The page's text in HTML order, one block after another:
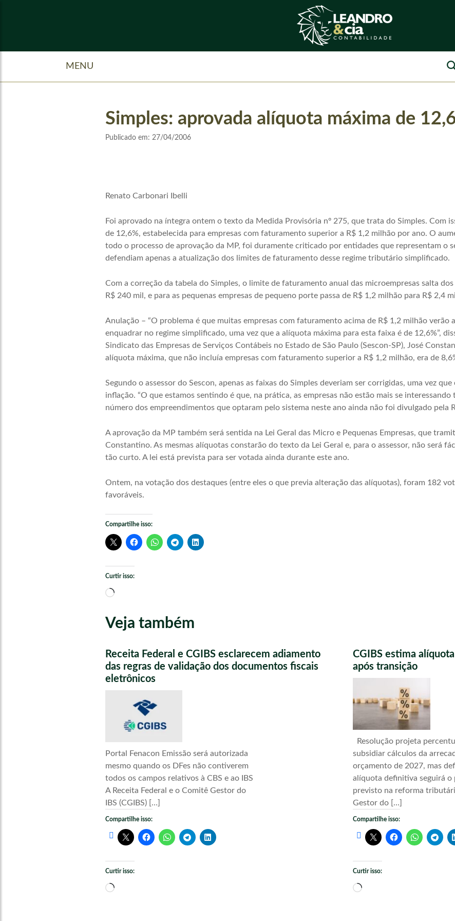
MENU
Simples: aprovada alíquota máxima de
Publicado em: 27/04/2006
Renato Carbonari Ibelli
Foi aprovado na íntegra ontem o texto da Medida Provisória nº 275, que trata do Simples. Com
de 12,6%, estabelecida para empresas com faturamento superior a R$ 1,2 milhão por ano. O
todo o processo de aprovação da MP, foi duramente criticado por entidades que representam o
defendiam apenas a atualização dos limites de faturamento desse regime tributário simplificado.
Com a correção da tabela do Simples, o limite de faturamento anual das microempresas salta
R$ 240 mil, e para as pequenas empresas de pequeno porte passa de R$ 1,2 milhão para R$ 2,4
Anulação – “O problema é que muitas empresas com faturamento acima de R$ 1,2 milhão verão
enquadrar no regime simplificado, uma vez que a alíquota máxima para esta faixa é de 12,6%”,
Sindicato das Empresas de Serviços Contábeis no Estado de São Paulo (Sescon-SP), José
alíquota máxima, que não incluía empresas com faturamento superior a R$ 1,2 milhão, era de
Segundo o assessor do Sescon, apenas as faixas do Simples deveriam ser corrigidas, uma vez
inflação. “O que estamos sentindo é que, na prática, as empresas não estão mais se
número dos empreendimentos que optaram pelo sistema neste ano ainda não foi divulgado pela
A aprovação da MP também será sentida na Lei Geral das Micro e Pequenas Empresas, que
Constantino. As mesmas alíquotas constarão do texto da Lei Geral e, para o assessor, não será
tão curto. A lei está prevista para ser votada ainda durante este ano.
Ontem, na votação dos destaques (entre eles o que previa alteração das alíquotas), foram 182
favoráveis.
Compartilhe isso:
Curtir isso:
Carregando...
Veja também
Receita Federal e CGIBS esclarecem adiamento
das regras de validação dos documentos fiscais
eletrônicos
Portal Fenacon Emissão será autorizada
mesmo quando os DFes não contiverem
todos os campos relativos à CBS e ao IBS
A Receita Federal e o Comitê Gestor do
IBS (CGIBS) […]
Compartilhe isso:
Curtir isso:
Carregando...
CGIBS estima
após transição
Resolução projeta
subsidiar cálculos da
orçamento de 2027, mas
alíquota definitiva seguirá o
previsto na reforma
Gestor do […]
Compartilhe isso:
Curtir isso:
Carregando...